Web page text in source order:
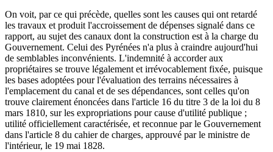
On voit, par ce qui précède, quelles sont les causes qui ont retardé
les travaux et produit l'accroissement de dépenses signalé dans ce
rapport, au sujet des canaux dont la construction est à la charge du
Gouvernement. Celui des Pyrénées n'a plus à craindre aujourd'hui
de semblables inconvénients. L'indemnité à accorder aux
propriétaires se trouve légalement et irrévocablement fixée, puisque
les bases adoptées pour l'évaluation des terrains nécessaires à
l'emplacement du canal et de ses dépendances, sont celles qu'on
trouve clairement énoncées dans l'article 16 du titre 3 de la loi du 8
mars 1810, sur les expropriations pour cause d'utilité publique ;
utilité officiellement caractérisée, et reconnue par le Gouvernement
dans l'article 8 du cahier de charges, approuvé par le ministre de
l'intérieur, le 19 mai 1828.